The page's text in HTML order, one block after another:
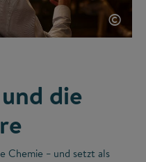
©
die
Chemie – und setzt als